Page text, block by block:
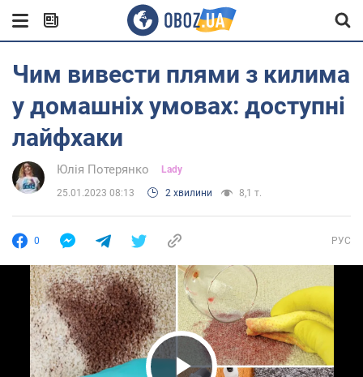
Чим вивести плями з килима
у домашніх умовах: доступні
лайфхаки
Юлія Потерянко Lady
25.01.2023 08:13 2 хвилини 8,1 т.
0 РУС